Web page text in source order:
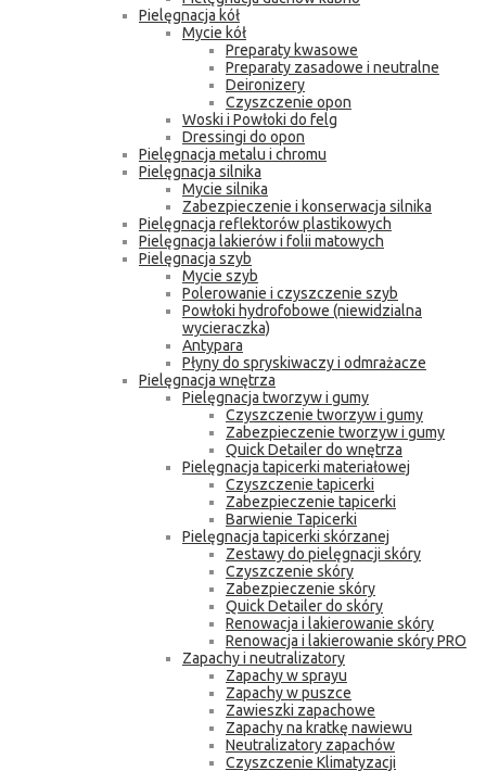
Pielęgnacja kół
Mycie kół
Preparaty kwasowe
Preparaty zasadowe i neutralne
Deironizery
Czyszczenie opon
Woski i Powłoki do felg
Dressingi do opon
Pielęgnacja metalu i chromu
Pielęgnacja silnika
Mycie silnika
Zabezpieczenie i konserwacja silnika
Pielęgnacja reflektorów plastikowych
Pielęgnacja lakierów i folii matowych
Pielęgnacja szyb
Mycie szyb
Polerowanie i czyszczenie szyb
Powłoki hydrofobowe (niewidzialna
wycieraczka)
Antypara
Płyny do spryskiwaczy i odmrażacze
Pielęgnacja wnętrza
Pielęgnacja tworzyw i gumy
Czyszczenie tworzyw i gumy
Zabezpieczenie tworzyw i gumy
Quick Detailer do wnętrza
Pielęgnacja tapicerki materiałowej
Czyszczenie tapicerki
Zabezpieczenie tapicerki
Barwienie Tapicerki
Pielęgnacja tapicerki skórzanej
Zestawy do pielęgnacji skóry
Czyszczenie skóry
Zabezpieczenie skóry
Quick Detailer do skóry
Renowacja i lakierowanie skóry
Renowacja i lakierowanie skóry PRO
Zapachy i neutralizatory
Zapachy w sprayu
Zapachy w puszce
Zawieszki zapachowe
Zapachy na kratkę nawiewu
Neutralizatory zapachów
Czyszczenie Klimatyzacji